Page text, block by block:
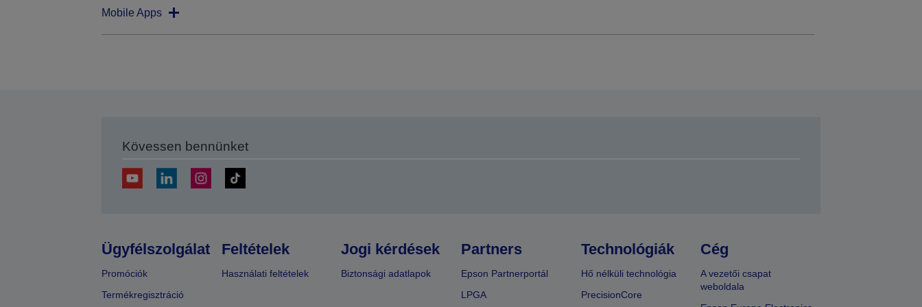
Mobile Apps
Kövessen bennünket
Ügyfélszolgálat
Promóciók
Termékregisztráció
Feltételek
Használati feltételek
Jogi kérdések
Biztonsági adatlapok
Partners
Epson Partnerportál
LPGA
Technológiák
Hő nélküli technológia
PrecisionCore
Cég
A vezetői csapat
weboldala